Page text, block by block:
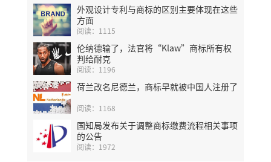
外观设计专利与商标的区别主要体现在这些
方面
阅读：1115
伦纳德输了，法官将“Klaw”商标所有权
判给耐克
阅读：1196
荷兰改名尼德兰，商标早就被中国人注册了
阅读：1168
国知局发布关于调整商标缴费流程相关事项
的公告
阅读：1972